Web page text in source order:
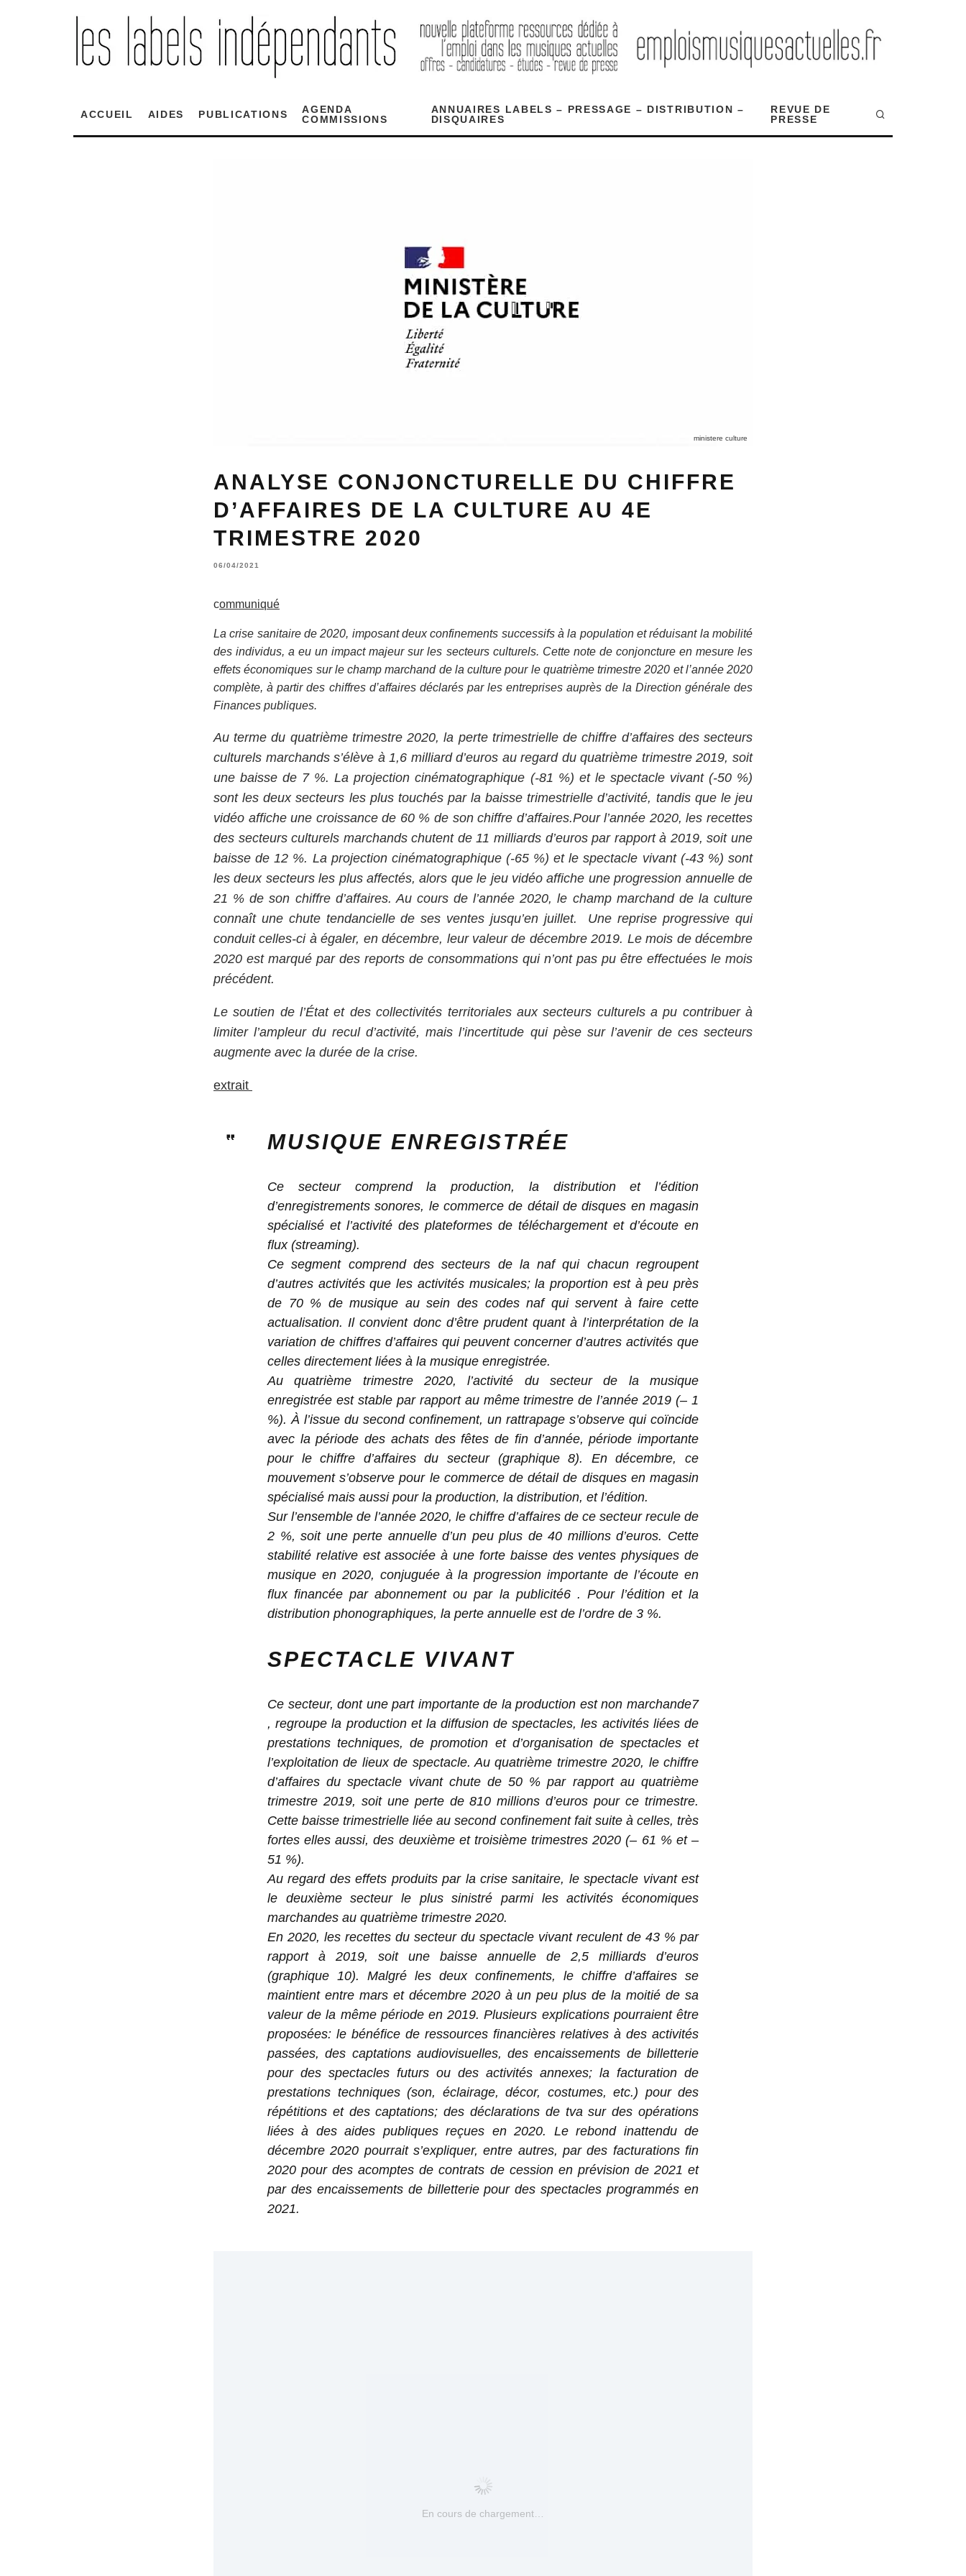
ACCUEIL AIDES PUBLICATIONS
AGENDA
COMMISSIONS
ANNUAIRES LABELS – PRESSAGE – DISTRIBUTION –
DISQUAIRES
REVUE DE
PRESSE
ministere culture
ANALYSE CONJONCTURELLE DU CHIFFRE
D’AFFAIRES DE LA CULTURE AU 4E
TRIMESTRE 2020
06/04/2021
communiqué
La crise sanitaire de 2020, imposant deux confinements successifs à la population et réduisant la mobilité
des individus, a eu un impact majeur sur les secteurs culturels. Cette note de conjoncture en mesure les
effets économiques sur le champ marchand de la culture pour le quatrième trimestre 2020 et l’année 2020
complète, à partir des chiffres d’affaires déclarés par les entreprises auprès de la Direction générale des
Finances publiques.
Au terme du quatrième trimestre 2020, la perte trimestrielle de chiffre d’affaires des secteurs
culturels marchands s’élève à 1,6 milliard d’euros au regard du quatrième trimestre 2019, soit
une baisse de 7 %. La projection cinématographique (-81 %) et le spectacle vivant (-50 %)
sont les deux secteurs les plus touchés par la baisse trimestrielle d’activité, tandis que le jeu
vidéo affiche une croissance de 60 % de son chiffre d’affaires.Pour l’année 2020, les recettes
des secteurs culturels marchands chutent de 11 milliards d’euros par rapport à 2019, soit une
baisse de 12 %. La projection cinématographique (-65 %) et le spectacle vivant (-43 %) sont
les deux secteurs les plus affectés, alors que le jeu vidéo affiche une progression annuelle de
21 % de son chiffre d’affaires. Au cours de l’année 2020, le champ marchand de la culture
connaît une chute tendancielle de ses ventes jusqu’en juillet. Une reprise progressive qui
conduit celles-ci à égaler, en décembre, leur valeur de décembre 2019. Le mois de décembre
2020 est marqué par des reports de consommations qui n’ont pas pu être effectuées le mois
précédent.
Le soutien de l’État et des collectivités territoriales aux secteurs culturels a pu contribuer à
limiter l’ampleur du recul d’activité, mais l’incertitude qui pèse sur l’avenir de ces secteurs
augmente avec la durée de la crise.
extrait
MUSIQUE ENREGISTRÉE
Ce secteur comprend la production, la distribution et l’édition
d’enregistrements sonores, le commerce de détail de disques en magasin
spécialisé et l’activité des plateformes de téléchargement et d’écoute en
flux (streaming).
Ce segment comprend des secteurs de la naf qui chacun regroupent
d’autres activités que les activités musicales; la proportion est à peu près
de 70 % de musique au sein des codes naf qui servent à faire cette
actualisation. Il convient donc d’être prudent quant à l’interprétation de la
variation de chiffres d’affaires qui peuvent concerner d’autres activités que
celles directement liées à la musique enregistrée.
Au quatrième trimestre 2020, l’activité du secteur de la musique
enregistrée est stable par rapport au même trimestre de l’année 2019 (– 1
%). À l’issue du second confinement, un rattrapage s’observe qui coïncide
avec la période des achats des fêtes de fin d’année, période importante
pour le chiffre d’affaires du secteur (graphique 8). En décembre, ce
mouvement s’observe pour le commerce de détail de disques en magasin
spécialisé mais aussi pour la production, la distribution, et l’édition.
Sur l’ensemble de l’année 2020, le chiffre d’affaires de ce secteur recule de
2 %, soit une perte annuelle d’un peu plus de 40 millions d’euros. Cette
stabilité relative est associée à une forte baisse des ventes physiques de
musique en 2020, conjuguée à la progression importante de l’écoute en
flux financée par abonnement ou par la publicité6 . Pour l’édition et la
distribution phonographiques, la perte annuelle est de l’ordre de 3 %.
SPECTACLE VIVANT
Ce secteur, dont une part importante de la production est non marchande7
, regroupe la production et la diffusion de spectacles, les activités liées de
prestations techniques, de promotion et d’organisation de spectacles et
l’exploitation de lieux de spectacle. Au quatrième trimestre 2020, le chiffre
d’affaires du spectacle vivant chute de 50 % par rapport au quatrième
trimestre 2019, soit une perte de 810 millions d’euros pour ce trimestre.
Cette baisse trimestrielle liée au second confinement fait suite à celles, très
fortes elles aussi, des deuxième et troisième trimestres 2020 (– 61 % et –
51 %).
Au regard des effets produits par la crise sanitaire, le spectacle vivant est
le deuxième secteur le plus sinistré parmi les activités économiques
marchandes au quatrième trimestre 2020.
En 2020, les recettes du secteur du spectacle vivant reculent de 43 % par
rapport à 2019, soit une baisse annuelle de 2,5 milliards d’euros
(graphique 10). Malgré les deux confinements, le chiffre d’affaires se
maintient entre mars et décembre 2020 à un peu plus de la moitié de sa
valeur de la même période en 2019. Plusieurs explications pourraient être
proposées: le bénéfice de ressources financières relatives à des activités
passées, des captations audiovisuelles, des encaissements de billetterie
pour des spectacles futurs ou des activités annexes; la facturation de
prestations techniques (son, éclairage, décor, costumes, etc.) pour des
répétitions et des captations; des déclarations de tva sur des opérations
liées à des aides publiques reçues en 2020. Le rebond inattendu de
décembre 2020 pourrait s’expliquer, entre autres, par des facturations fin
2020 pour des acomptes de contrats de cession en prévision de 2021 et
par des encaissements de billetterie pour des spectacles programmés en
2021.
En cours de chargement…